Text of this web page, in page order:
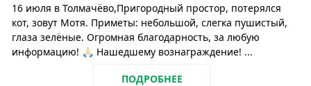
16 июля в Толмачёво,Пригородный простор, потерялся
кот, зовут Мотя. Приметы: небольшой, слегка пушистый,
глаза зелёные. Огромная благодарность, за любую
информацию! 🙏🏻 Нашедшему вознаграждение! ...
ПОДРОБНЕЕ